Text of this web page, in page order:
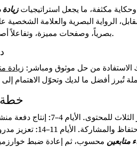
مكثفة، ما يجعل استراتيجيات
الرواية البصرية والعلامة الشخصية
بصرياً، وصفحات مميزة، وتفاعلاً أصيلاً في الرسائل والتعليقات.
من حل موثوق ومباشر: زيادة
خطة 14 يوماً مختصرة
الأيام 1–3: تدقيق المحتوى والهوية البصرية،
متابعين